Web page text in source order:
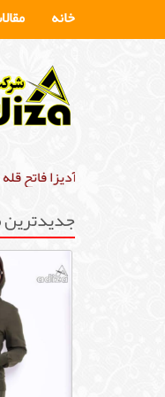
خانه
آدیزا فاتح قله